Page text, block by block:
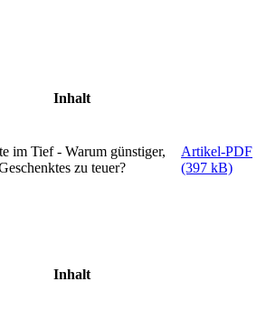
Inhalt
im Tief - Warum günstiger,
zu teuer?
Artikel-PDF
(397 kB)
Inhalt